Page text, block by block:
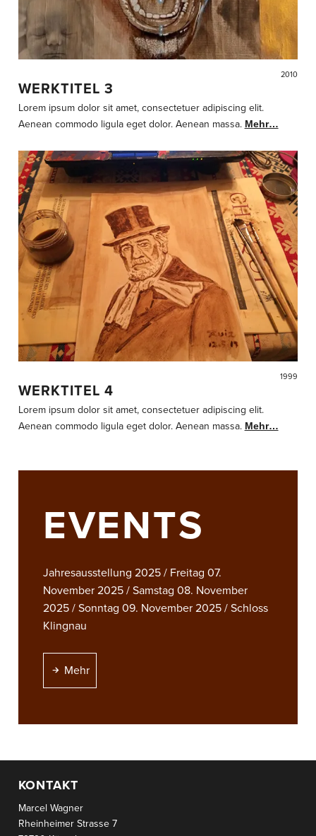
2010
WERKTITEL 3
Lorem ipsum dolor sit amet, consectetuer adipiscing elit.
Aenean commodo ligula eget dolor. Aenean massa.Mehr…
1999
WERKTITEL 4
Lorem ipsum dolor sit amet, consectetuer adipiscing elit.
Aenean commodo ligula eget dolor. Aenean massa.Mehr…
EVENTS
Jahresausstellung 2025 / Freitag 07.
November 2025 / Samstag 08. November
2025 / Sonntag 09. November 2025 / Schloss
Klingnau
Mehr
KONTAKT
Marcel Wagner
Rheinheimer Strasse 7